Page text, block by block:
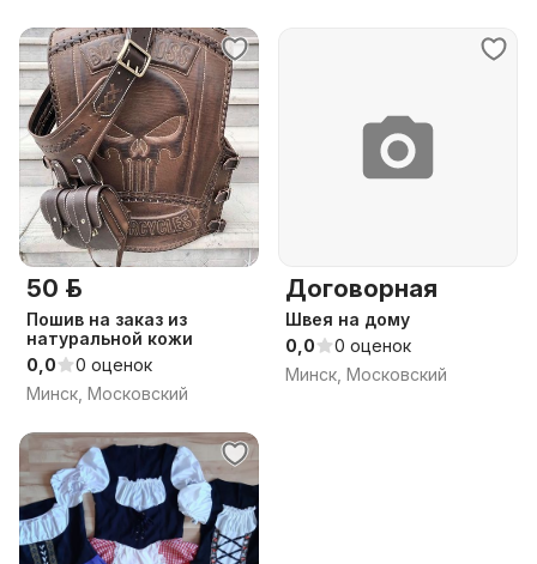
50 р.
Пошив на заказ из
натуральной кожи
0,0
0 оценок
Минск, Московский
Договорная
Швея на дому
0,0
0 оценок
Минск, Московский